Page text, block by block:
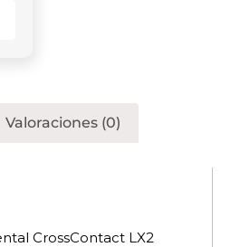
Valoraciones (0)
CrossContact LX2